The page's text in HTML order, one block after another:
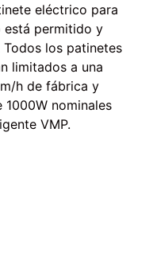
eléctrico para
está permitido y
los patinetes
limitados a una
h de fábrica y
nominales
VMP.